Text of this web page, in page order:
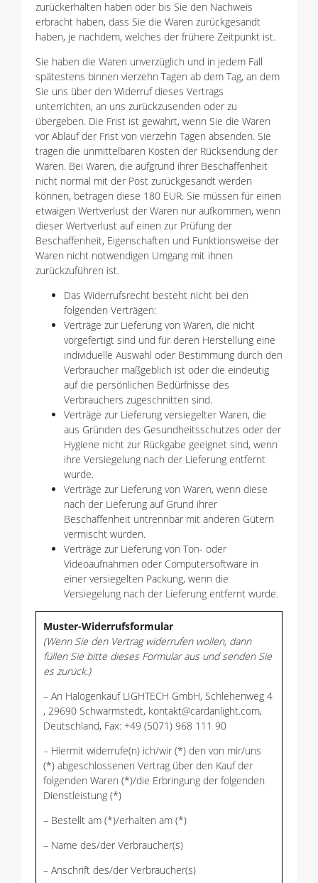
zurückerhalten haben oder bis Sie den Nachweis
erbracht haben, dass Sie die Waren zurückgesandt
haben, je nachdem, welches der frühere Zeitpunkt ist.
Sie haben die Waren unverzüglich und in jedem Fall
spätestens binnen vierzehn Tagen ab dem Tag, an dem
Sie uns über den Widerruf dieses Vertrags
unterrichten, an uns zurückzusenden oder zu
übergeben. Die Frist ist gewahrt, wenn Sie die Waren
vor Ablauf der Frist von vierzehn Tagen absenden. Sie
tragen die unmittelbaren Kosten der Rücksendung der
Waren. Bei Waren, die aufgrund ihrer Beschaffenheit
nicht normal mit der Post zurückgesandt werden
können, betragen diese 180 EUR. Sie müssen für einen
etwaigen Wertverlust der Waren nur aufkommen, wenn
dieser Wertverlust auf einen zur Prüfung der
Beschaffenheit, Eigenschaften und Funktionsweise der
Waren nicht notwendigen Umgang mit ihnen
zurückzuführen ist.
Das Widerrufsrecht besteht nicht bei den
folgenden Verträgen:
Verträge zur Lieferung von Waren, die nicht
vorgefertigt sind und für deren Herstellung eine
individuelle Auswahl oder Bestimmung durch den
Verbraucher maßgeblich ist oder die eindeutig
auf die persönlichen Bedürfnisse des
Verbrauchers zugeschnitten sind.
Verträge zur Lieferung versiegelter Waren, die
aus Gründen des Gesundheitsschutzes oder der
Hygiene nicht zur Rückgabe geeignet sind, wenn
ihre Versiegelung nach der Lieferung entfernt
wurde.
Verträge zur Lieferung von Waren, wenn diese
nach der Lieferung auf Grund ihrer
Beschaffenheit untrennbar mit anderen Gütern
vermischt wurden.
Verträge zur Lieferung von Ton- oder
Videoaufnahmen oder Computersoftware in
einer versiegelten Packung, wenn die
Versiegelung nach der Lieferung entfernt wurde.
Muster-Widerrufsformular
(Wenn Sie den Vertrag widerrufen wollen, dann
füllen Sie bitte dieses Formular aus und senden Sie
es zurück.)
– An Halogenkauf LIGHTECH GmbH, Schlehenweg 4
, 29690 Schwarmstedt, kontakt@cardanlight.com,
Deutschland, Fax: +49 (5071) 968 111 90
– Hiermit widerrufe(n) ich/wir (*) den von mir/uns
(*) abgeschlossenen Vertrag über den Kauf der
folgenden Waren (*)/die Erbringung der folgenden
Dienstleistung (*)
– Bestellt am (*)/erhalten am (*)
– Name des/der Verbraucher(s)
– Anschrift des/der Verbraucher(s)